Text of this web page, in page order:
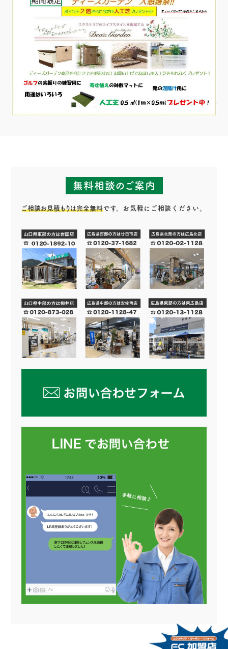
無料相談のご案内
ご相談お見積もりは完全無料です。お気軽にご相談ください。